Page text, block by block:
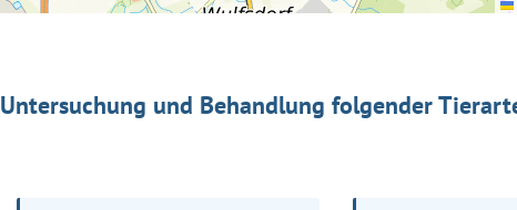
Untersuchung und Behandlung folgender